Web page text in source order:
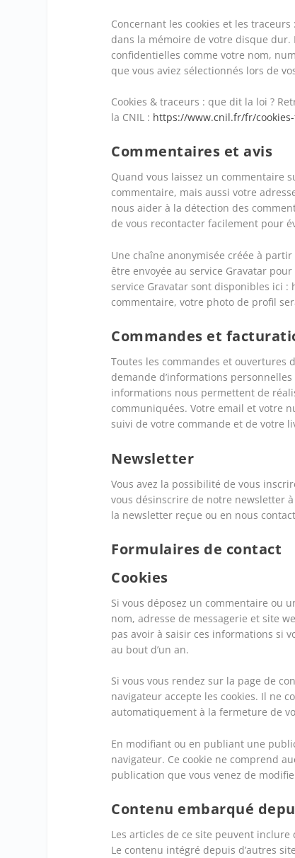
Concernant les cookies et les
dans la mémoire de votre disque
confidentielles comme votre nom,
que vous aviez sélectionnés lors de
Cookies & traceurs : que dit la loi ?
la CNIL : https://www.cnil.fr/fr/
Commentaires et avis
Quand vous laissez un commentaire
commentaire, mais aussi votre
nous aider à la détection des
de vous recontacter facilement pour
Une chaîne anonymisée créée à
être envoyée au service Gravatar
service Gravatar sont disponibles ici
commentaire, votre photo de profil
Commandes et
Toutes les commandes et ouvertures
demande d’informations
informations nous permettent de
communiquées. Votre email et votre
suivi de votre commande et de votre
Newsletter
Vous avez la possibilité de vous
vous désinscrire de notre newsletter
la newsletter reçue ou en nous
Formulaires de contact
Cookies
Si vous déposez un commentaire ou
nom, adresse de messagerie et site
pas avoir à saisir ces informations si
au bout d’un an.
Si vous vous rendez sur la page de
navigateur accepte les cookies. Il ne
automatiquement à la fermeture de
En modifiant ou en publiant une
navigateur. Ce cookie ne comprend
publication que vous venez de
Contenu embarqué
Les articles de ce site peuvent
Le contenu intégré depuis d’autres